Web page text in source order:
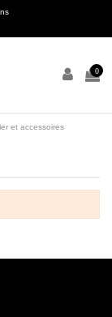
0
et accessoires